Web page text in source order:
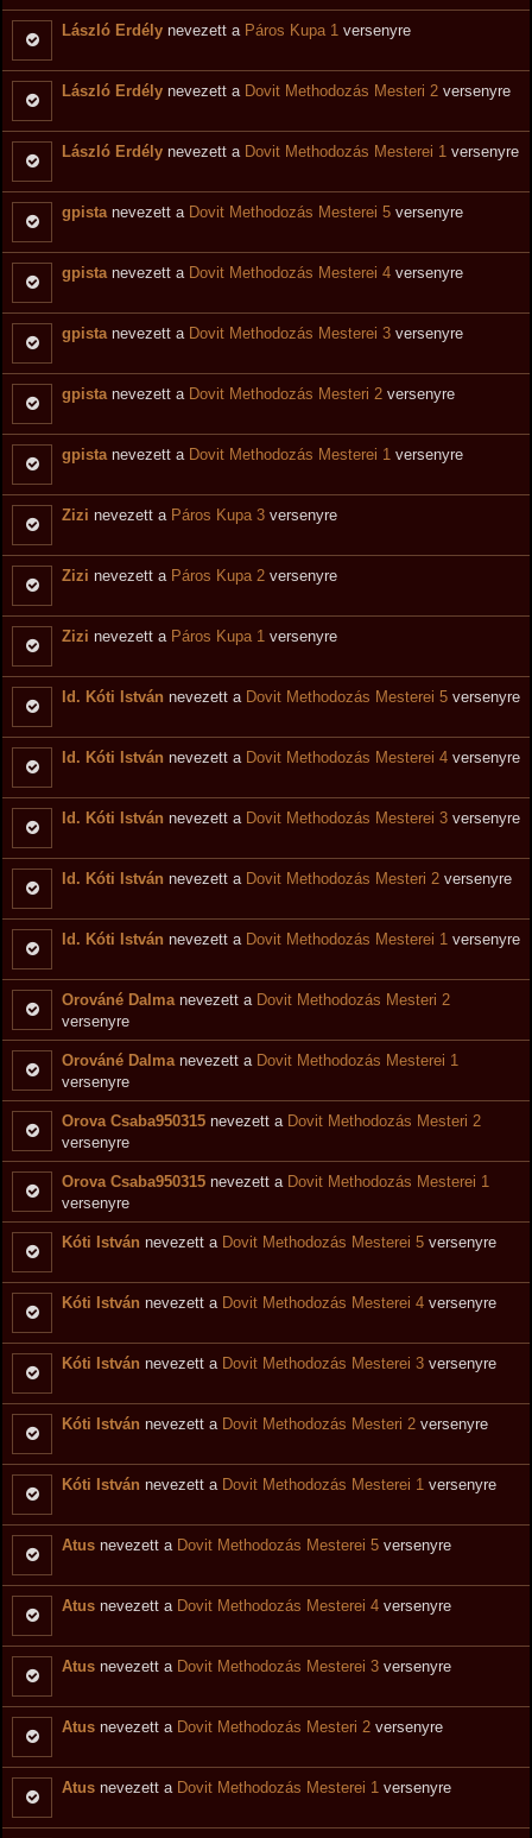
László Erdély nevezett a Páros Kupa 1 versenyre
László Erdély nevezett a Dovit Methodozás Mesteri 2 versenyre
László Erdély nevezett a Dovit Methodozás Mesterei 1 versenyre
gpistanevezett a Dovit Methodozás Mesterei 5 versenyre
gpistanevezett a Dovit Methodozás Mesterei 4 versenyre
gpistanevezett a Dovit Methodozás Mesterei 3 versenyre
gpistanevezett a Dovit Methodozás Mesteri 2 versenyre
gpistanevezett a Dovit Methodozás Mesterei 1 versenyre
Zizi nevezett a Páros Kupa 3 versenyre
Zizi nevezett a Páros Kupa 2 versenyre
Zizi nevezett a Páros Kupa 1 versenyre
Id. Kóti István nevezett a Dovit Methodozás Mesterei 5 versenyre
Id. Kóti István nevezett a Dovit Methodozás Mesterei 4 versenyre
Id. Kóti István nevezett a Dovit Methodozás Mesterei 3 versenyre
Id. Kóti István nevezett a Dovit Methodozás Mesteri 2 versenyre
Id. Kóti István nevezett a Dovit Methodozás Mesterei 1 versenyre
Orováné Dalma nevezett a Dovit Methodozás Mesteri 2
versenyre
Orováné Dalma nevezett a Dovit Methodozás Mesterei 1
versenyre
Orova Csaba950315 nevezett a Dovit Methodozás Mesteri 2
versenyre
Orova Csaba950315 nevezett a Dovit Methodozás Mesterei 1
versenyre
Kóti István nevezett a Dovit Methodozás Mesterei 5 versenyre
Kóti István nevezett a Dovit Methodozás Mesterei 4 versenyre
Kóti István nevezett a Dovit Methodozás Mesterei 3 versenyre
Kóti István nevezett a Dovit Methodozás Mesteri 2 versenyre
Kóti István nevezett a Dovit Methodozás Mesterei 1 versenyre
Atus nevezett a Dovit Methodozás Mesterei 5 versenyre
Atus nevezett a Dovit Methodozás Mesterei 4 versenyre
Atus nevezett a Dovit Methodozás Mesterei 3 versenyre
Atus nevezett a Dovit Methodozás Mesteri 2 versenyre
Atus nevezett a Dovit Methodozás Mesterei 1 versenyre